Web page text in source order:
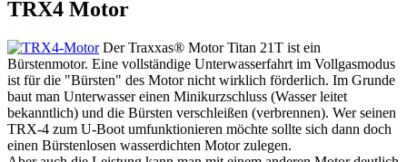
TRX4 Motor
Der Traxxas® Motor Titan 21T ist ein
Bürstenmotor. Eine vollständige Unterwasserfahrt im Vollgasmodus
ist für die "Bürsten" des Motor nicht wirklich förderlich. Im Grunde
baut man Unterwasser einen Minikurzschluss (Wasser leitet
bekanntlich) und die Bürsten verschleißen (verbrennen). Wer seinen
TRX-4 zum U-Boot umfunktionieren möchte sollte sich dann doch
einen Bürstenlosen wasserdichten Motor zulegen.